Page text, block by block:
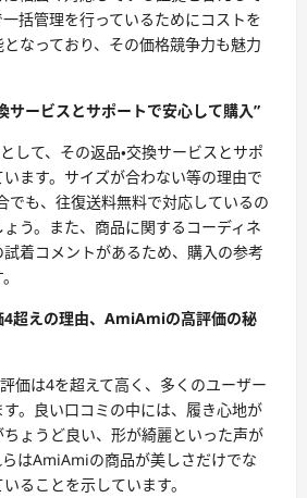
括管理を行っているためにコストを
なっており、その価格競争力も魅力
サービスとサポートで安心して購入”
して、その返品・交換サービスとサポ
ます。サイズが合わない等の理由で
でも、往復送料無料で対応しているの
う。また、商品に関するコーディネ
着コメントがあるため、購入の参考
4超えの理由、AmiAmiの高評価の秘
価は4を超えて高く、多くのユーザー
。良い口コミの中には、履き心地が
ょうど良い、形が綺麗といった声が
はAmiAmiの商品が美しさだけでな
ることを示しています。